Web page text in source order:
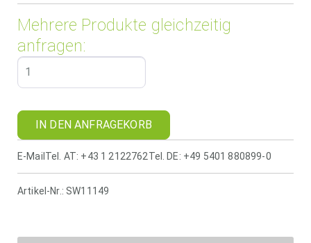
Mehrere Produkte gleichzeitig
anfragen:
IN DEN ANFRAGEKORB
E-Mail Tel. AT: +43 1 2122762Tel. DE: +49 5401 880899-0
Artikel-Nr.: SW11149